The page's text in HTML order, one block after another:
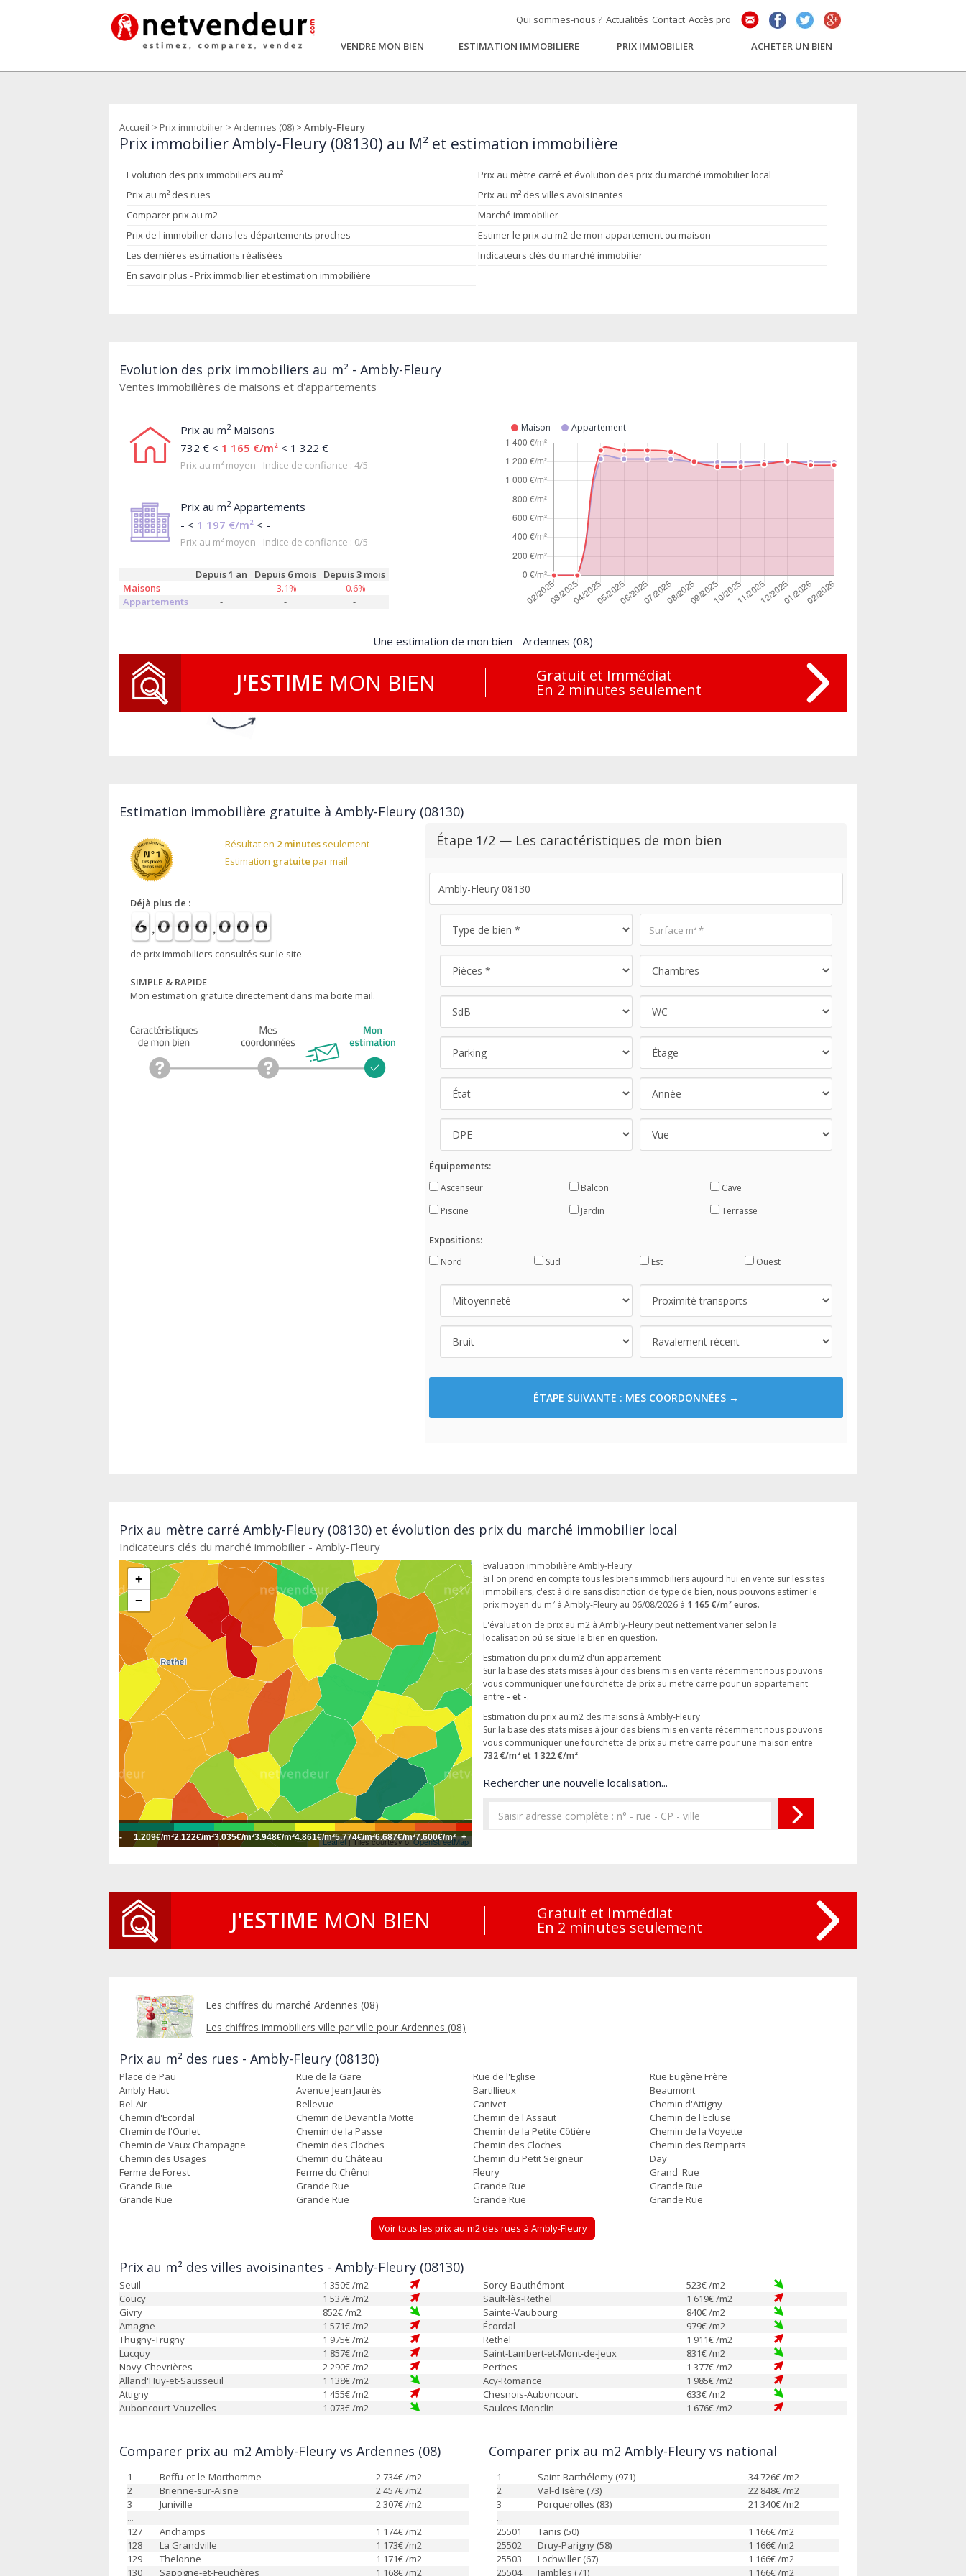
Qui sommes-nous ? Actualités Contact Accès pro
VENDRE MON BIEN ESTIMATION IMMOBILIERE PRIX IMMOBILIER ACHETER UN BIEN
Accueil > Prix immobilier > Ardennes (08) > Ambly-Fleury
Prix immobilier Ambly-Fleury (08130) au M² et estimation immobilière
Evolution des prix immobiliers au m²
Prix au mètre carré et évolution des prix du marché immobilier local
Prix au m² des rues
Prix au m² des villes avoisinantes
Comparer prix au m2
Marché immobilier
Prix de l'immobilier dans les départements proches
Estimer le prix au m2 de mon appartement ou maison
Les dernières estimations réalisées
Indicateurs clés du marché immobilier
En savoir plus - Prix immobilier et estimation immobilière
Evolution des prix immobiliers au m² - Ambly-Fleury
Ventes immobilières de maisons et d'appartements
Prix au m2Maisons
732 € < 1 165 €/m² < 1 322 €
Prix au m² moyen - Indice de confiance : 4/5
Prix au m2Appartements
- < 1 197 €/m² < -
Prix au m² moyen - Indice de confiance : 0/5
Depuis 1 an Depuis 6 mois
Depuis 3 mois
Maisons
- -3.1%
-0.6%
Appartements
- - -
Maison Appartement
Une estimation de mon bien - Ardennes (08)
J'ESTIME MON BIEN Gratuit et Immédiat
En 2 minutes seulement
Estimation immobilière gratuite à Ambly-Fleury (08130)
Résultat en 2 minutesseulement
Estimation gratuite par mail
Déjà plus de :
de prix immobiliers consultés sur le site
SIMPLE & RAPIDE
Mon estimation gratuite directement dans ma boite mail.
Étape 1/2 — Les caractéristiques de mon bien
Équipements:
Ascenseur Balcon
Cave
Piscine
Jardin Terrasse
Expositions:
Nord Sud Est Ouest
ÉTAPE SUIVANTE : MES COORDONNÉES →
Prix au mètre carré Ambly-Fleury (08130) et évolution des prix du marché immobilier local
Indicateurs clés du marché immobilier - Ambly-Fleury
+
−
Leaflet| Tiles courtesy ofOpenStreetMap
- 1.209€/m²2.122€/m²3.035€/m²3.948€/m²4.861€/m²5.774€/m²6.687€/m²7.600€/m² +
Evaluation immobilière Ambly-Fleury
Si l'on prend en compte tous les biens immobiliers aujourd'hui en vente sur les sites
immobiliers, c'est à dire sans distinction de type de bien, nous pouvons estimer le
prix moyen du m² à Ambly-Fleury au 06/08/2026 à 1 165 €/m² euros.
L'évaluation de prix au m2 à Ambly-Fleury peut nettement varier selon la
localisation où se situe le bien en question.
Estimation du prix du m2 d'un appartement
Sur la base des stats mises à jour des biens mis en vente récemment nous pouvons
vous communiquer une fourchette de prix au metre carre pour un appartement
entre - et -.
Estimation du prix au m2 des maisons à Ambly-Fleury
Sur la base des stats mises à jour des biens mis en vente récemment nous pouvons
vous communiquer une fourchette de prix au metre carre pour une maison entre
732 €/m² et 1 322 €/m².
Rechercher une nouvelle localisation...
J'ESTIME MON BIEN Gratuit et Immédiat
En 2 minutes seulement
Les chiffres du marché Ardennes (08)
Les chiffres immobiliers ville par ville pour Ardennes (08)
Prix au m² des rues - Ambly-Fleury (08130)
Place de Pau Rue de la Gare Rue de l'Eglise
Rue Eugène Frère
Ambly Haut
Avenue Jean Jaurès Bartillieux
Beaumont
Bel-Air
Bellevue Canivet
Chemin d'Attigny
Chemin d'Ecordal
Chemin de Devant la Motte Chemin de l'Assaut
Chemin de l'Ecluse
Chemin de l'Ourlet
Chemin de la Passe Chemin de la Petite Côtière
Chemin de la Voyette
Chemin de Vaux Champagne
Chemin des Cloches Chemin des Cloches
Chemin des Remparts
Chemin des Usages
Chemin du Château Chemin du Petit Seigneur
Day
Ferme de Forest
Ferme du Chênoi Fleury
Grand' Rue
Grande Rue
Grande Rue Grande Rue
Grande Rue
Grande Rue
Grande Rue Grande Rue Grande Rue
Voir tous les prix au m2 des rues à Ambly-Fleury
Prix au m² des villes avoisinantes - Ambly-Fleury (08130)
Seuil 1 350€ /m2
Coucy
1 537€ /m2
Givry
852€ /m2
Amagne
1 571€ /m2
Thugny-Trugny
1 975€ /m2
Lucquy
1 857€ /m2
Novy-Chevrières
2 290€ /m2
Alland'Huy-et-Sausseuil
1 138€ /m2
Attigny
1 455€ /m2
Auboncourt-Vauzelles
1 073€ /m2
Sorcy-Bauthémont 523€ /m2
Sault-lès-Rethel
1 619€ /m2
Sainte-Vaubourg
840€ /m2
Écordal
979€ /m2
Rethel
1 911€ /m2
Saint-Lambert-et-Mont-de-Jeux
831€ /m2
Perthes
1 377€ /m2
Acy-Romance
1 985€ /m2
Chesnois-Auboncourt
633€ /m2
Saulces-Monclin
1 676€ /m2
Comparer prix au m2 Ambly-Fleury vs Ardennes (08)
1 Beffu-et-le-Morthomme 2 734€ /m2
2
Brienne-sur-Aisne 2 457€ /m2
3
Juniville 2 307€ /m2
...
127
Anchamps 1 174€ /m2
128
La Grandville 1 173€ /m2
129
Thelonne 1 171€ /m2
130
Sapogne-et-Feuchères 1 168€ /m2
Comparer prix au m2 Ambly-Fleury vs national
1 Saint-Barthélemy (971) 34 726€ /m2
2
Val-d'Isère (73) 22 848€ /m2
3
Porquerolles (83) 21 340€ /m2
...
25501
Tanis (50) 1 166€ /m2
25502
Druy-Parigny (58) 1 166€ /m2
25503
Lochwiller (67) 1 166€ /m2
25504
Jambles (71) 1 166€ /m2